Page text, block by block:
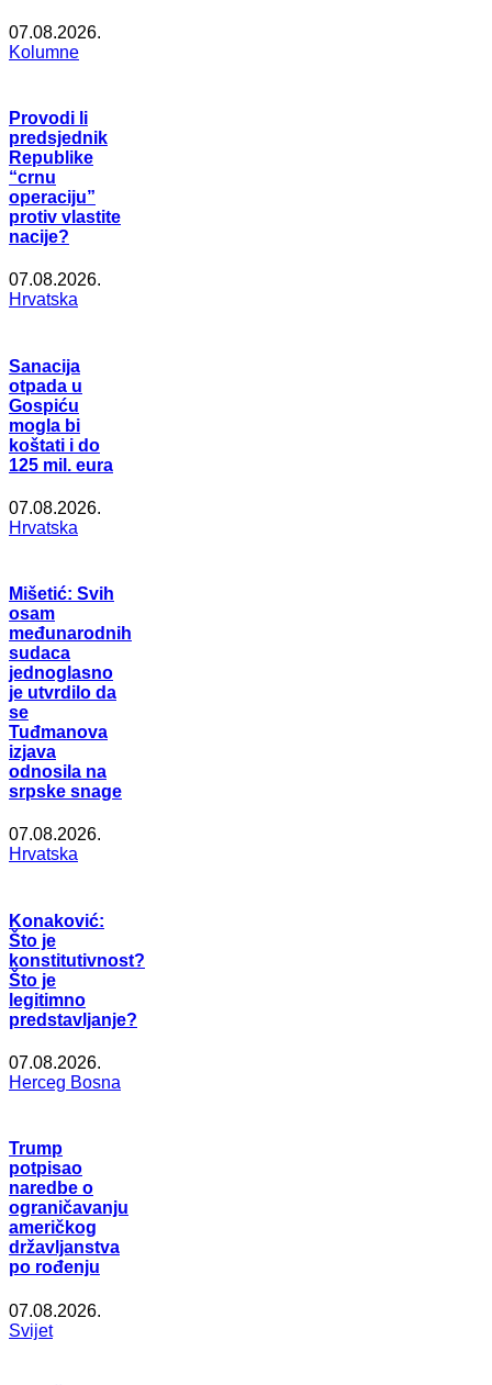
07.08.2026.
Kolumne
Provodi li
predsjednik
Republike
“crnu
operaciju”
protiv vlastite
nacije?
07.08.2026.
Hrvatska
Sanacija
otpada u
Gospiću
mogla bi
koštati i do
125 mil. eura
07.08.2026.
Hrvatska
Mišetić: Svih
osam
međunarodnih
sudaca
jednoglasno
je utvrdilo da
se
Tuđmanova
izjava
odnosila na
srpske snage
07.08.2026.
Hrvatska
Konaković:
Što je
konstitutivnost?
Što je
legitimno
predstavljanje?
07.08.2026.
Herceg Bosna
Trump
potpisao
naredbe o
ograničavanju
američkog
državljanstva
po rođenju
07.08.2026.
Svijet